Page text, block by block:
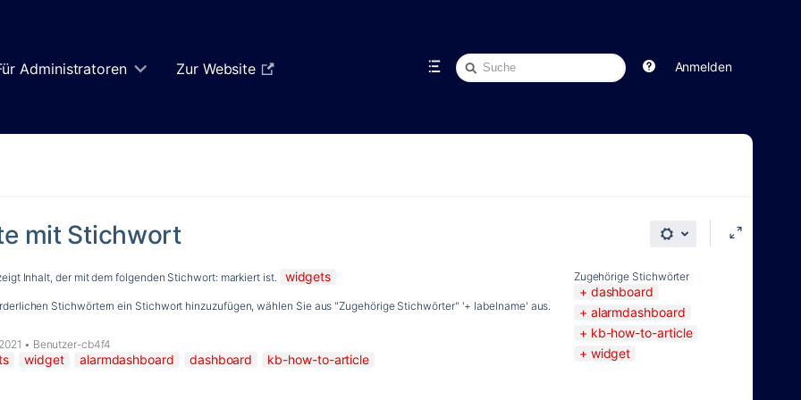
Administratoren Zur Website Anmelden
Schnellsuche
mit Stichwort
Zugehörige Stichwörter
dashboard
alarmdashboard
kb-how-to-article
widget
Inhalt, der mit dem folgenden Stichwort: markiert ist. widgets
Stichwörtern ein Stichwort hinzuzufügen, wählen Sie aus "Zugehörige Stichwörter" '+ labelname' aus.
• Benutzer-cb4f4
widget alarmdashboard dashboard kb-how-to-article